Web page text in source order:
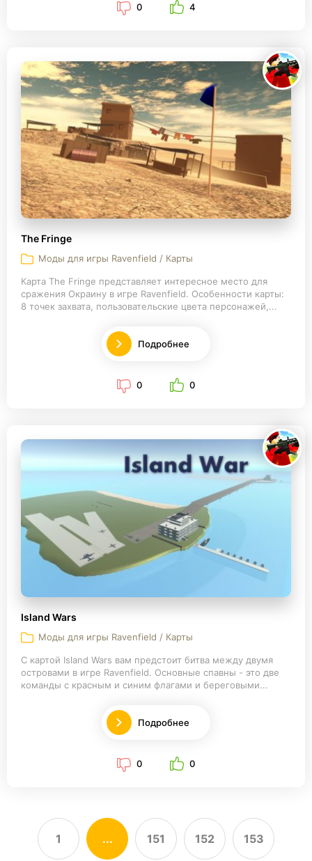
0 4
The Fringe
Моды для игры Ravenfield / Карты
Карта The Fringe представляет интересное место для
сражения Окраину в игре Ravenfield. Особенности карты:
8 точек захвата, пользовательские цвета персонажей,...
Подробнее
0 0
Island Wars
Моды для игры Ravenfield / Карты
С картой Island Wars вам предстоит битва между двумя
островами в игре Ravenfield. Основные спавны - это две
команды с красным и синим флагами и береговыми...
Подробнее
0 0
1 ... 151 152 153